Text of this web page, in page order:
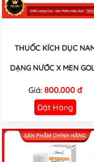
THUỐC KÍCH DỤC
DẠNG NƯỚC X MEN
Giá: 800.000 đ
Đặt Hàng